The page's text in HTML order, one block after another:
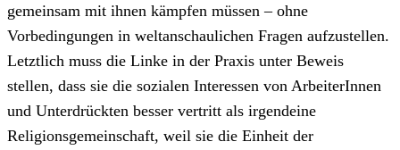
gemeinsam mit ihnen kämpfen müssen – ohne
Vorbedingungen in weltanschaulichen Fragen aufzustellen.
Letztlich muss die Linke in der Praxis unter Beweis
stellen, dass sie die sozialen Interessen von ArbeiterInnen
und Unterdrückten besser vertritt als irgendeine
Religionsgemeinschaft, weil sie die Einheit der